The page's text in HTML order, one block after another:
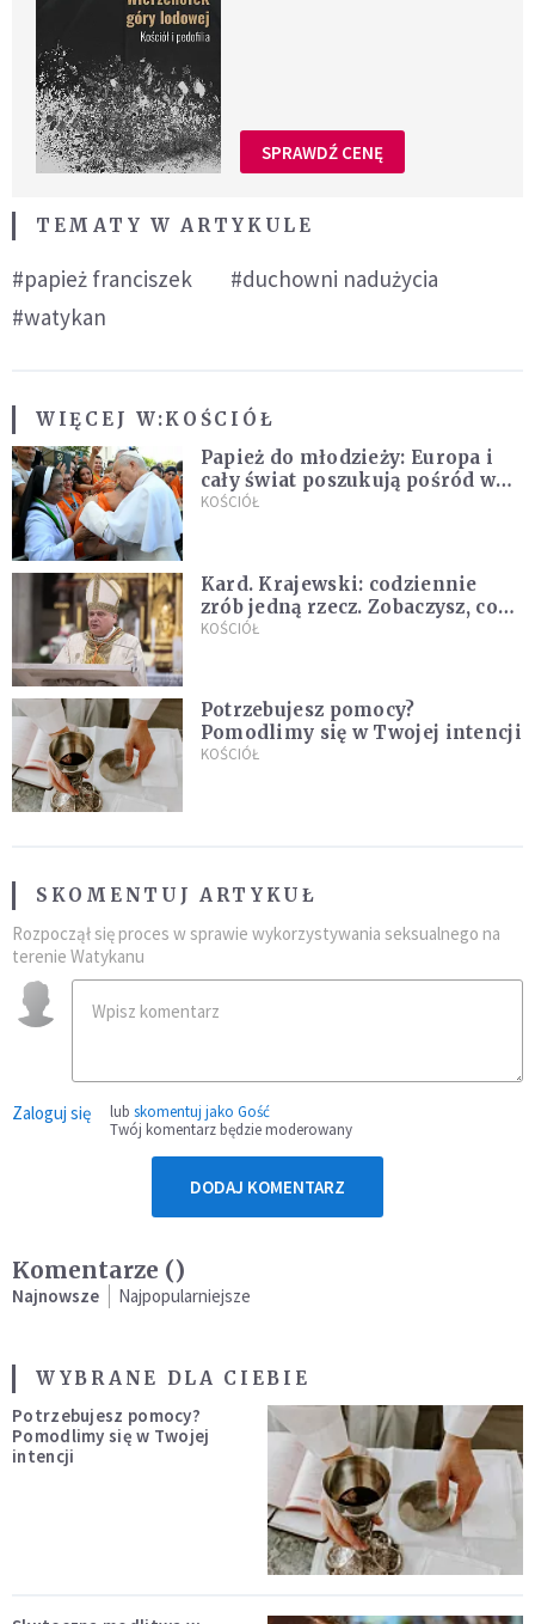
SPRAWDŹ CENĘ
TEMATY W ARTYKULE
#papież franciszek
#duchowni nadużycia
#watykan
WIĘCEJ W:KOŚCIÓŁ
Papież do młodzieży: Europa i
cały świat poszukują pośród was
nowych świętych
KOŚCIÓŁ
Kard. Krajewski: codziennie
zrób jedną rzecz. Zobaczysz, co
stanie się z twoim życiem
KOŚCIÓŁ
Potrzebujesz pomocy?
Pomodlimy się w Twojej intencji
KOŚCIÓŁ
SKOMENTUJ ARTYKUŁ
Rozpoczął się proces w sprawie wykorzystywania seksualnego na
terenie Watykanu
Zaloguj się lub skomentuj jako Gość
Twój komentarz będzie moderowany
DODAJ KOMENTARZ
Komentarze ()
Najnowsze Najpopularniejsze
WYBRANE DLA CIEBIE
Potrzebujesz pomocy?
Pomodlimy się w Twojej
intencji